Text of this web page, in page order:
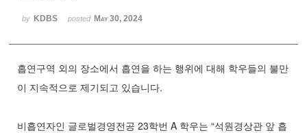
by KDBS posted May 30, 2024
흡연구역 외의 장소에서 흡연을 하는 행위에 대해 학우들의 불만
이 지속적으로 제기되고 있습니다.
비흡연자인 글로벌경영전공 23학번 A 학우는 “석원경상관 앞 흡
Sketchbook5, 스케치북5